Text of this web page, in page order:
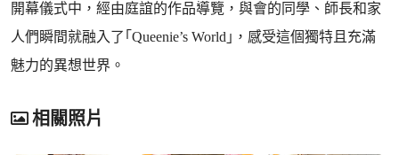
開幕儀式中，經由庭誼的作品導覽，與會的同學、師長和家
人們瞬間就融入了｢Queenie’s World｣，感受這個獨特且充滿
魅力的異想世界。
相關照片